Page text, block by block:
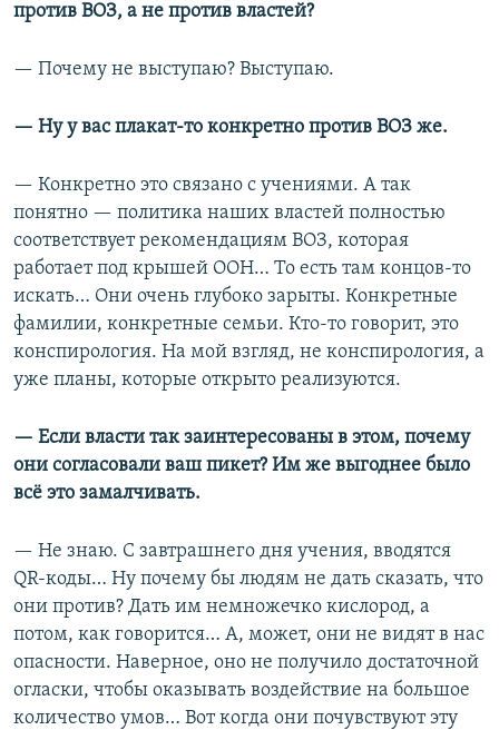
против ВОЗ, а не против властей?
— Почему не выступаю? Выступаю.
— Ну у вас плакат-то конкретно против ВОЗ же.
— Конкретно это связано с учениями. А так
понятно — политика наших властей полностью
соответствует рекомендациям ВОЗ, которая
работает под крышей ООН… То есть там концов-то
искать… Они очень глубоко зарыты. Конкретные
фамилии, конкретные семьи. Кто-то говорит, это
конспирология. На мой взгляд, не конспирология, а
уже планы, которые открыто реализуются.
— Если власти так заинтересованы в этом, почему
они согласовали ваш пикет? Им же выгоднее было
всё это замалчивать.
— Не знаю. С завтрашнего дня учения, вводятся
QR-коды… Ну почему бы людям не дать сказать, что
они против? Дать им немножечко кислород, а
потом, как говорится… А, может, они не видят в нас
опасности. Наверное, оно не получило достаточной
огласки, чтобы оказывать воздействие на большое
количество умов… Вот когда они почувствуют эту